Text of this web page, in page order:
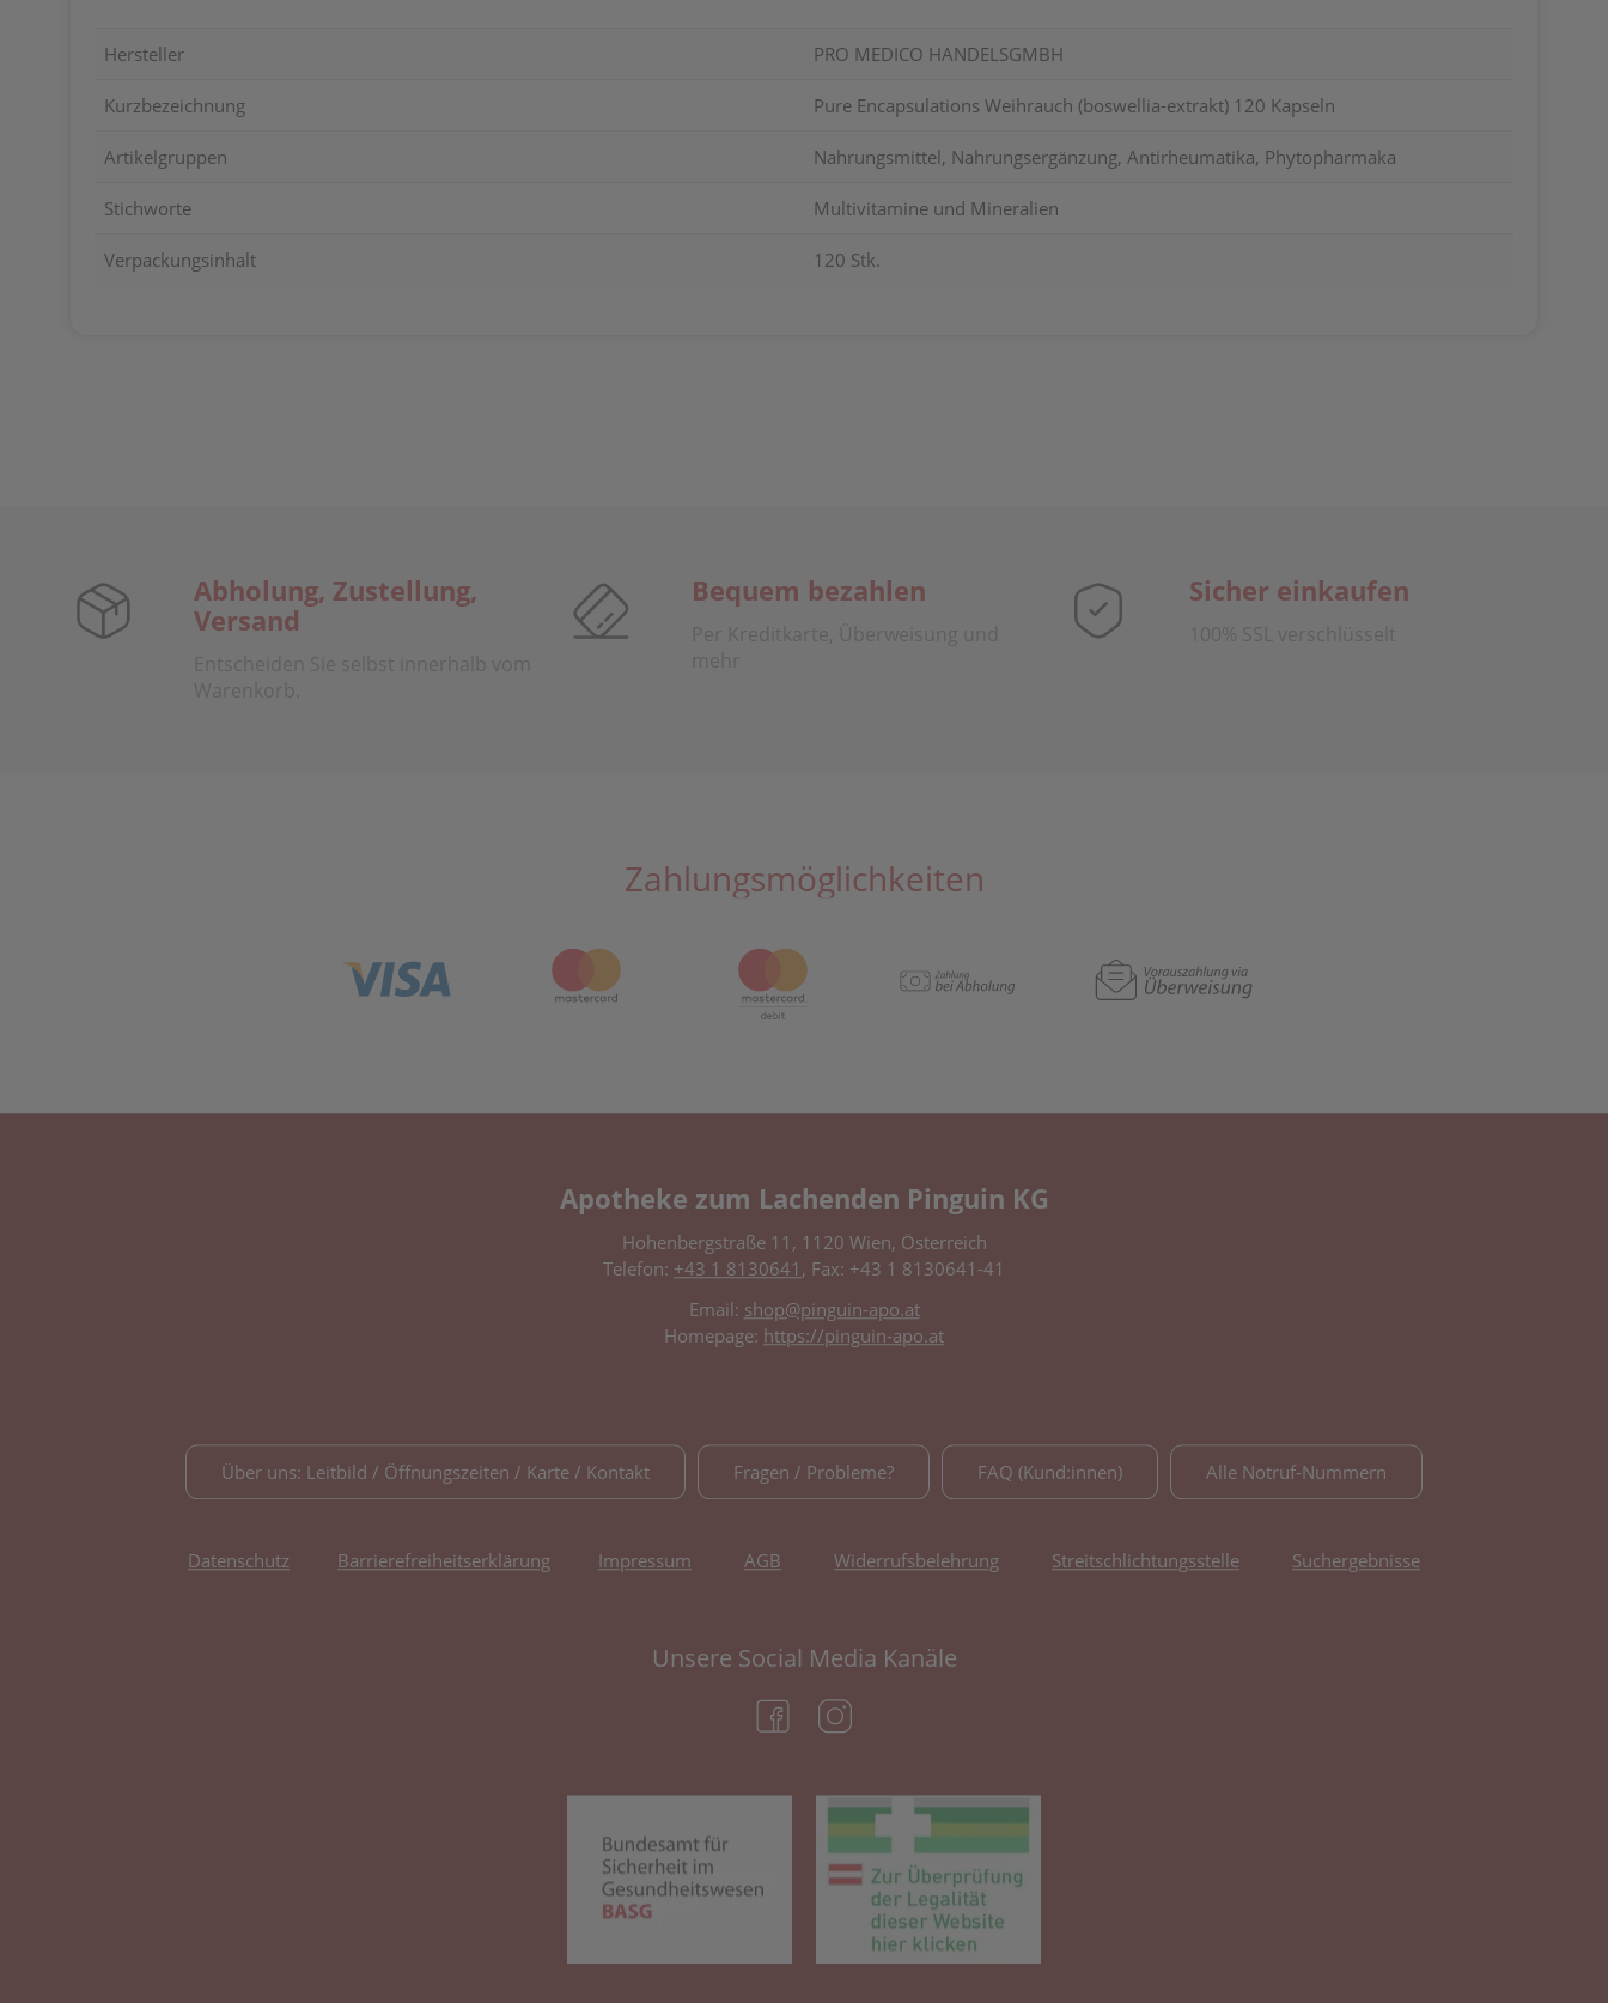
Hersteller PRO MEDICO HANDELSGMBH
Kurzbezeichnung Pure Encapsulations Weihrauch (boswellia-extrakt) 120 Kapseln
Artikelgruppen Nahrungsmittel, Nahrungsergänzung, Antirheumatika, Phytopharmaka
Stichworte Multivitamine und Mineralien
Verpackungsinhalt 120 Stk.
Abholung, Zustellung,
Versand
Entscheiden Sie selbst innerhalb vom
Warenkorb.
Bequem bezahlen
Per Kreditkarte, Überweisung und
mehr
Sicher einkaufen
100% SSL verschlüsselt
Zahlungsmöglichkeiten
Apotheke zum Lachenden Pinguin KG
Hohenbergstraße 11, 1120 Wien, Österreich
Telefon: +43 1 8130641 , Fax: +43 1 8130641-41
Email: shop@pinguin-apo.at
Homepage: https://pinguin-apo.at
Über uns: Leitbild / Öffnungszeiten / Karte / Kontakt Fragen / Probleme? FAQ (Kund:innen) Alle Notruf-Nummern
Datenschutz Barrierefreiheitserklärung Impressum AGB Widerrufsbelehrung Streitschlichtungsstelle Suchergebnisse
Unsere Social Media Kanäle
(öffnet in neuem Tab)
(öffnet in neuem Tab)